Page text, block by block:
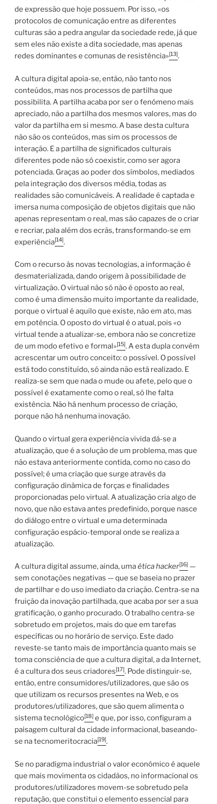
de expressão que hoje possuem. Por isso, «os
protocolos de comunicação entre as diferentes
culturas são a pedra angular da sociedade rede, já que
sem eles não existe a dita sociedade, mas apenas
redes dominantes e comunas de resistência»[13].
A cultura digital apoia-se, então, não tanto nos
conteúdos, mas nos processos de partilha que
possibilita. A partilha acaba por ser o fenómeno mais
apreciado, não a partilha dos mesmos valores, mas do
valor da partilha em si mesmo. A base desta cultura
não são os conteúdos, mas sim os processos de
interação. E a partilha de significados culturais
diferentes pode não só coexistir, como ser agora
potenciada. Graças ao poder dos símbolos, mediados
pela integração dos diversos média, todas as
realidades são comunicáveis. A realidade é captada e
imersa numa composição de objetos digitais que não
apenas representam o real, mas são capazes de o criar
e recriar, pala além dos ecrãs, transformando-se em
experiência[14].
Com o recurso às novas tecnologias, a informação é
desmaterializada, dando origem à possibilidade de
virtualização. O virtual não só não é oposto ao real,
como é uma dimensão muito importante da realidade,
porque o virtual é aquilo que existe, não em ato, mas
em potência. O oposto do virtual é o atual, pois «o
virtual tende a atualizar-se, embora não se concretize
de um modo efetivo e formal»[15]. A esta dupla convém
acrescentar um outro conceito: o possível. O possível
está todo constituído, só ainda não está realizado. E
realiza-se sem que nada o mude ou afete, pelo que o
possível é exatamente como o real, só lhe falta
existência. Não há nenhum processo de criação,
porque não há nenhuma inovação.
Quando o virtual gera experiência vivida dá-se a
atualização, que é a solução de um problema, mas que
não estava anteriormente contida, como no caso do
possível; é uma criação que surge através da
configuração dinâmica de forças e finalidades
proporcionadas pelo virtual. A atualização cria algo de
novo, que não estava antes predefinido, porque nasce
do diálogo entre o virtual e uma determinada
configuração espácio-temporal onde se realiza a
atualização.
A cultura digital assume, ainda, umaética hacker[16] —
sem conotações negativas — que se baseia no prazer
de partilhar e do uso imediato da criação. Centra-se na
fruição da inovação partilhada, que acaba por ser a sua
gratificação, o ganho procurado. O trabalho centra-se
sobretudo em projetos, mais do que em tarefas
específicas ou no horário de serviço. Este dado
reveste-se tanto mais de importância quanto mais se
toma consciência de que a cultura digital, a da Internet,
é a cultura dos seus criadores[17]. Pode distinguir-se,
então, entre consumidores/utilizadores, que são os
que utilizam os recursos presentes na Web, e os
produtores/utilizadores, que são quem alimenta o
sistema tecnológico[18] e que, por isso, configuram a
paisagem cultural da cidade informacional, baseando-
se na tecnomeritocracia[19].
Se no paradigma industrial o valor económico é aquele
que mais movimenta os cidadãos, no informacional os
produtores/utilizadores movem-se sobretudo pela
reputação, que constitui o elemento essencial para